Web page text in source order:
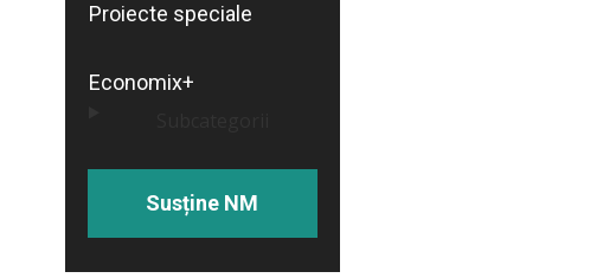
Proiecte speciale
Economix+
Susține NM